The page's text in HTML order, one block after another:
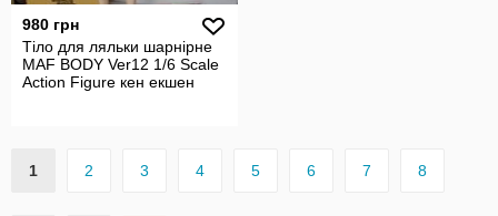
980 грн
Тіло для ляльки шарнірне
MAF BODY Ver12 1/6 Scale
Action Figure кен екшен
1 2 3 4 5 6 7 8